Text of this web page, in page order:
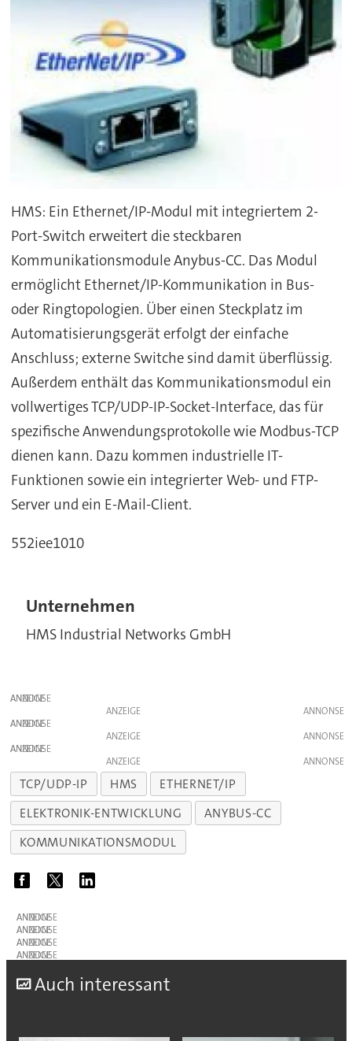
HMS: Ein Ethernet/IP-Modul mit integriertem 2-
Port-Switch erweitert die steckbaren
Kommunikationsmodule Anybus-CC. Das Modul
ermöglicht Ethernet/IP-Kommunikation in Bus-
oder Ringtopologien. Über einen Steckplatz im
Automatisierungsgerät erfolgt der einfache
Anschluss; externe Switche sind damit überflüssig.
Außerdem enthält das Kommunikationsmodul ein
vollwertiges TCP/UDP-IP-Socket-Interface, das für
spezifische Anwendungsprotokolle wie Modbus-TCP
dienen kann. Dazu kommen industrielle IT-
Funktionen sowie ein integrierter Web- und FTP-
Server und ein E-Mail-Client.
552iee1010
Unternehmen
HMS Industrial Networks GmbH
ANZEIGE
ANZEIGE
ANZEIGE
ANZEIGE
ANZEIGE
ANZEIGE
TCP/UDP-IP HMS
ETHERNET/IP
ELEKTRONIK-ENTWICKLUNG
ANYBUS-CC
KOMMUNIKATIONSMODUL
ANZEIGE
ANZEIGE
ANZEIGE
ANZEIGE
Auch interessant